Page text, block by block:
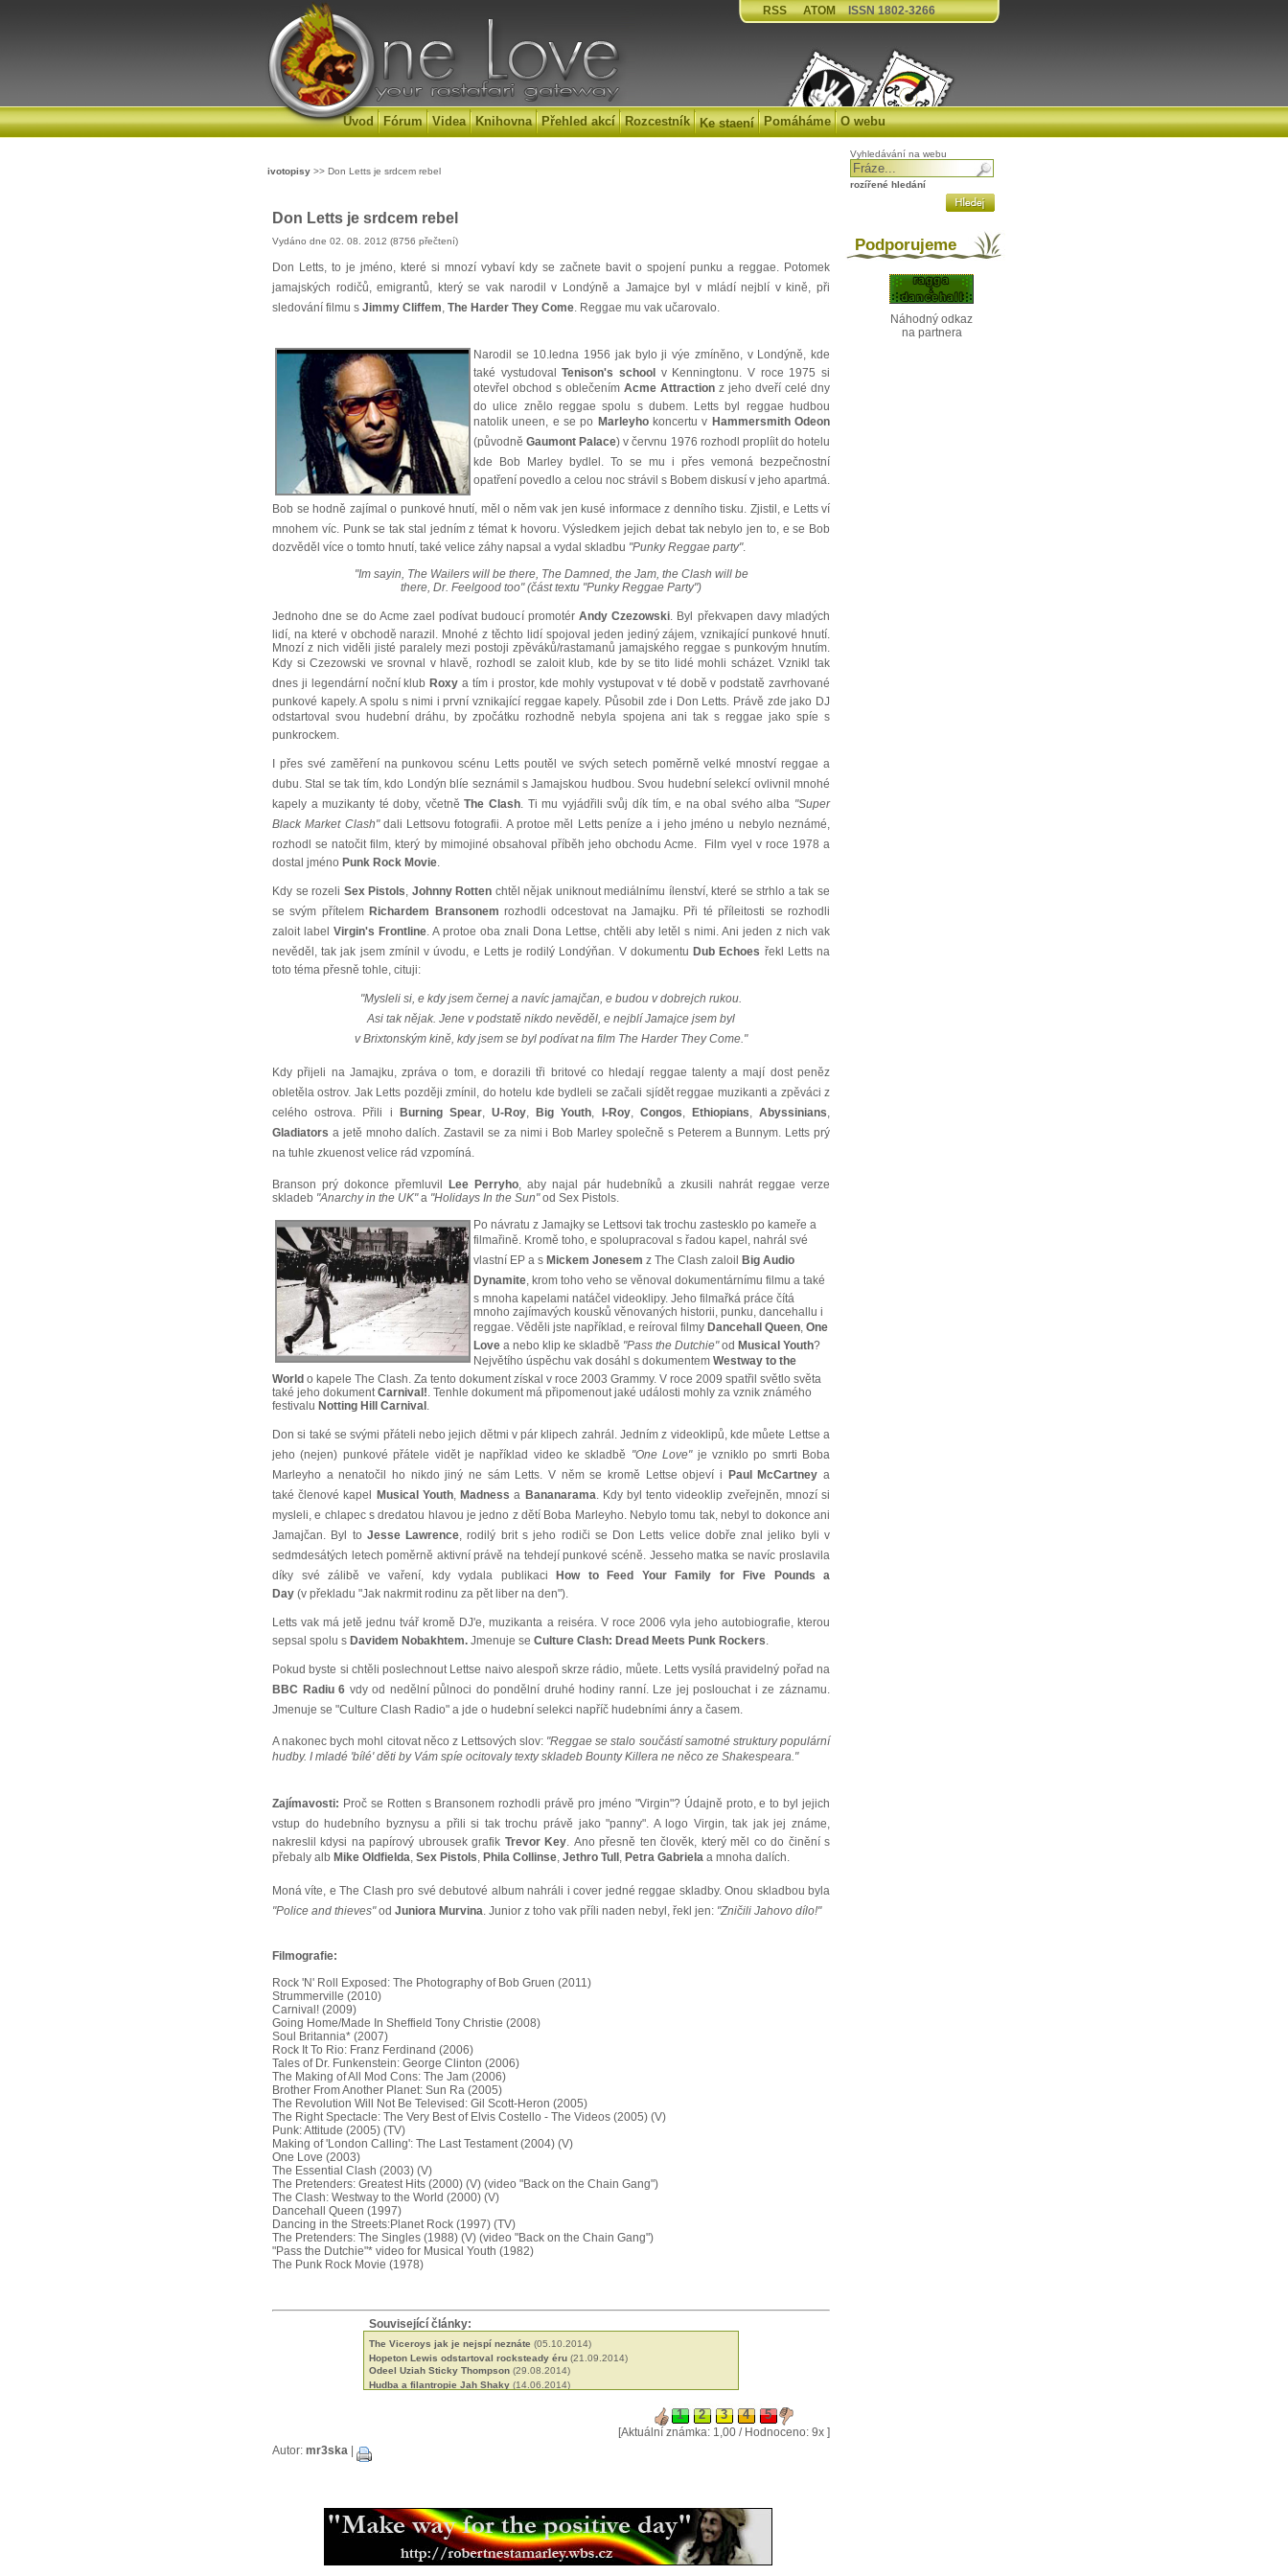
RSS ATOM ISSN 1802-3266
Úvod Fórum Videa Knihovna Přehled akcí Rozcestník Ke staení Pomáháme O webu
ivotopisy >> Don Letts je srdcem rebel
Don Letts je srdcem rebel
Vydáno dne 02. 08. 2012 (8756 přečtení)
Don Letts, to je jméno, které si mnozí vybaví kdy se začnete bavit o spojení punku a reggae. Potomek
jamajských rodičů, emigrantů, který se vak narodil v Londýně a Jamajce byl v mládí nejblí v kině, při
sledování filmu s Jimmy Cliffem, The Harder They Come. Reggae mu vak učarovalo.
Narodil se 10.ledna 1956 jak bylo ji výe zmíněno, v Londýně, kde
také vystudovalTenison's school
v Kenningtonu. V roce 1975 si
otevřel obchod s oblečením Acme Attraction z jeho dveří celé dny
do ulice znělo reggae spolu s dubem. Letts byl reggae hudbou
natolik uneen, e se po Marleyhokoncertu v Hammersmith Odeon
(původněGaumont Palace) v červnu 1976 rozhodl proplíit do hotelu
kde Bob Marley bydlel. To se mu i přes vemoná bezpečnostní
opatření povedlo a celou noc strávil s Bobem diskusí v jeho apartmá.
Bob se hodně zajímal o punkové hnutí, měl o něm vak jen kusé informace z denního tisku. Zjistil, e Letts ví
mnohem víc. Punk se tak stal jedním z témat k hovoru. Výsledkem jejich debat tak nebylo jen to, e se Bob
dozvěděl více o tomto hnutí, také velice záhy napsal a vydal skladbu "Punky Reggae party".
"Im sayin, The Wailers will be there, The Damned, the Jam, the Clash will be
there, Dr. Feelgood too" (část textu "Punky Reggae Party")
Jednoho dne se do Acme zael podívat budoucí promotér Andy Czezowski. Byl překvapen davy mladých
lidí, na které v obchodě narazil. Mnohé z těchto lidí spojoval jeden jediný zájem, vznikající punkové hnutí.
Mnozí z nich viděli jisté paralely mezi postoji zpěváků/rastamanů jamajského reggae s punkovým hnutím.
Kdy si Czezowski ve srovnal v hlavě, rozhodl se zaloit klub, kde by se tito lidé mohli scházet. Vznikl tak
dnes ji legendární noční klub Roxy a tím i prostor, kde mohly vystupovat v té době v podstatě zavrhované
punkové kapely. A spolu s nimi i první vznikající reggae kapely. Působil zde i Don Letts. Právě zde jako DJ
odstartoval svou hudební dráhu, by zpočátku rozhodně nebyla spojena ani tak s reggae jako spíe s
punkrockem.
I přes své zaměření na punkovou scénu Letts poutěl ve svých setech poměrně velké mnoství reggae a
dubu. Stal se tak tím, kdo Londýn blíe seznámil s Jamajskou hudbou. Svou hudební selekcí ovlivnil mnohé
kapely a muzikanty té doby, včetněThe Clash. Ti mu vyjádřili svůj dík tím, e na obal svého alba "Super
Black Market Clash"dali Lettsovu fotografii. A protoe měl Letts peníze a i jeho jméno u nebylo neznámé,
rozhodl se natočit film, který by mimojiné obsahoval příběh jeho obchodu Acme. Film vyel v roce 1978 a
dostal jméno Punk Rock Movie.
Kdy se rozeli Sex Pistols, Johnny Rotten chtěl nějak uniknout mediálnímu ílenství, které se strhlo a tak se
se svým přítelem Richardem Bransonem rozhodli odcestovat na Jamajku. Při té příleitosti se rozhodli
zaloit label Virgin's Frontline. A protoe oba znali Dona Lettse, chtěli aby letěl s nimi. Ani jeden z nich vak
nevěděl, tak jak jsem zmínil v úvodu, e Letts je rodilý Londýňan. V dokumentu Dub Echoes řekl Letts na
toto téma přesně tohle, cituji:
"Mysleli si, e kdy jsem černej a navíc jamajčan, e budou v dobrejch rukou.
Asi tak nějak. Jene v podstatě nikdo nevěděl, e nejblí Jamajce jsem byl
v Brixtonským kině, kdy jsem se byl podívat na film The Harder They Come."
Kdy přijeli na Jamajku, zpráva o tom, e dorazili tři britové co hledají reggae talenty a mají dost peněz
obletěla ostrov. Jak Letts později zmínil, do hotelu kde bydleli se začali sjídět reggae muzikanti a zpěváci z
celého ostrova. Přili i
Burning Spear,U-Roy, Big Youth, I-Roy, Congos, Ethiopians,Abyssinians,
Gladiators a jetě mnoho dalích. Zastavil se za nimi i Bob Marley společně s Peterem a Bunnym. Letts prý
na tuhle zkuenost velice rád vzpomíná.
Branson prý dokonce přemluvil Lee Perryho, aby najal pár hudebníků a zkusili nahrát reggae verze
skladeb "Anarchy in the UK"a "Holidays In the Sun"od Sex Pistols.
Po návratu z Jamajky se Lettsovi tak trochu zastesklo po kameře a
filmařině. Kromě toho, e spolupracoval s řadou kapel, nahrál své
vlastní EP a s Mickem Jonesem z The Clash zaloil
Big Audio
Dynamite, krom toho veho se věnoval dokumentárnímu filmu a také
s mnoha kapelami natáčel videoklipy. Jeho filmařká práce čítá
mnoho zajímavých kousků věnovaných historii, punku, dancehallu i
reggae. Věděli jste například, e reíroval filmy Dancehall Queen, One
Love a nebo klip ke skladbě "Pass the Dutchie"od Musical Youth?
Největího úspěchu vak dosáhl s dokumentem Westway to the
World o kapele The Clash. Za tento dokument získal v roce 2003 Grammy. V roce 2009 spatřil světlo světa
také jeho dokumentCarnival!. Tenhle dokument má připomenout jaké události mohly za vznik známého
festivalu Notting Hill Carnival .
Don si také se svými přáteli nebo jejich dětmi v pár klipech zahrál. Jedním z videoklipů, kde můete Lettse a
jeho (nejen) punkové přátele vidět je například video ke skladbě "One Love"je vzniklo po smrti Boba
Marleyho a nenatočil ho nikdo jiný ne sám Letts. V něm se kromě Lettse objeví i
Paul McCartney a
také členové kapel
Musical Youth, Madness a Bananarama. Kdy byl tento videoklip zveřejněn, mnozí si
mysleli, e chlapec s dredatou hlavou je jedno z dětí Boba Marleyho. Nebylo tomu tak, nebyl to dokonce ani
Jamajčan. Byl to Jesse Lawrence, rodilý brit s jeho rodiči se Don Letts velice dobře znal jeliko byli v
sedmdesátých letech poměrně aktivní právě na tehdejí punkové scéně. Jesseho matka se navíc proslavila
díky své zálibě ve vaření, kdy vydala publikaci
How to Feed Your Family for Five Pounds a
Day (v překladu "Jak nakrmit rodinu za pět liber na den").
Letts vak má jetě jednu tvář kromě DJ'e, muzikanta a reiséra. V roce 2006 vyla jeho autobiografie, kterou
sepsal spolu s Davidem Nobakhtem. Jmenuje se Culture Clash: Dread Meets Punk Rockers.
Pokud byste si chtěli poslechnout Lettse naivo alespoň skrze rádio, můete. Letts vysílá pravidelný pořad na
BBC Radiu 6 vdy od nedělní půlnoci do pondělní druhé hodiny ranní. Lze jej poslouchat i ze záznamu.
Jmenuje se "Culture Clash Radio" a jde o hudební selekci napříč hudebními ánry a časem.
A nakonec bych mohl citovat něco z Lettsových slov: "Reggae se stalo součástí samotné struktury populární
hudby. I mladé 'bílé' děti by Vám spíe ocitovaly texty skladeb Bounty Killera ne něco ze Shakespeara."
Zajímavosti: Proč se Rotten s Bransonem rozhodli právě pro jméno "Virgin"? Údajně proto, e to byl jejich
vstup do hudebního byznysu a přili si tak trochu právě jako "panny". A logo Virgin, tak jak jej známe,
nakreslil kdysi na papírový ubrousek grafik Trevor Key. Ano přesně ten člověk, který měl co do činění s
přebaly alb Mike Oldfielda, Sex Pistols, Phila Collinse, Jethro Tull , Petra Gabriela a mnoha dalích.
Moná víte, e The Clash pro své debutové album nahráli i cover jedné reggae skladby. Onou skladbou byla
"Police and thieves"od Juniora Murvina. Junior z toho vak příli naden nebyl, řekl jen: "Zničili Jahovo dílo!"
Filmografie:
Rock 'N' Roll Exposed: The Photography of Bob Gruen (2011)
Strummerville (2010)
Carnival! (2009)
Going Home/Made In Sheffield Tony Christie (2008)
Soul Britannia* (2007)
Rock It To Rio: Franz Ferdinand (2006)
Tales of Dr. Funkenstein: George Clinton (2006)
The Making of All Mod Cons: The Jam (2006)
Brother From Another Planet: Sun Ra (2005)
The Revolution Will Not Be Televised: Gil Scott-Heron (2005)
The Right Spectacle: The Very Best of Elvis Costello - The Videos (2005) (V)
Punk: Attitude (2005) (TV)
Making of 'London Calling': The Last Testament (2004) (V)
One Love (2003)
The Essential Clash (2003) (V)
The Pretenders: Greatest Hits (2000) (V) (video "Back on the Chain Gang")
The Clash: Westway to the World (2000) (V)
Dancehall Queen (1997)
Dancing in the Streets:Planet Rock (1997) (TV)
The Pretenders: The Singles (1988) (V) (video "Back on the Chain Gang")
"Pass the Dutchie"* video for Musical Youth (1982)
The Punk Rock Movie (1978)
Související články:
The Viceroys jak je nejspí neznáte (05.10.2014)
Hopeton Lewis odstartoval rocksteady éru (21.09.2014)
Odeel Uziah Sticky Thompson (29.08.2014)
Hudba a filantropie Jah Shaky (14.06.2014)
(31.01.2014)
Capital Letters spoluutvářeli britskou scénu
Mikey Ras Starr, přítel Petera Toshe
Muzikant, skladatel a učitel Joe Higgs
Errol Thompson produkoval první album bez vokálů(16.11.2012)
Steel Pulse se učili z nahrávek Marleyho a Speara(18.09.2012)
Samini a jeho africký dancehall(21.08.2012)
Muzikant a producent Oswald Ossie Hibbert(10.07.2012)
Zpěvačka a aktivistka Jah9(04.07.2012)
[Aktuální známka: 1,00 / Hodnoceno: 9x ]
Autor: mr3ska
Vyhledávání na webu
rozířené hledání
Podporujeme
Náhodný odkaz
na partnera